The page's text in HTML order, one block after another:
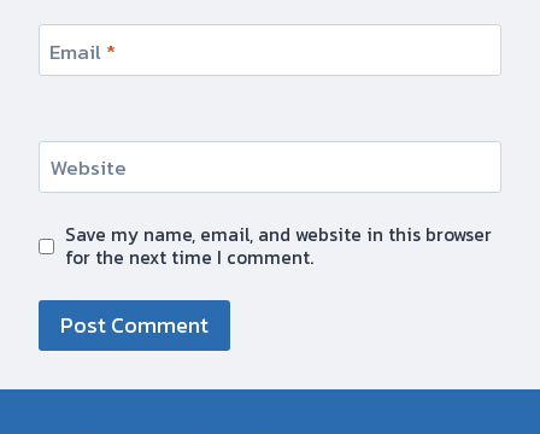
Email*
Website
Save my name, email, and website in this browser
for the next time I comment.